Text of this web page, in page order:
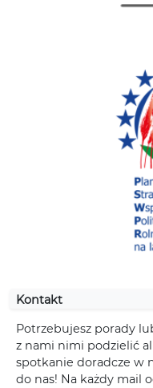
Kontakt
Potrzebujesz porady
z nami nimi podzielić
spotkanie doradcze w
do nas! Na każdy mail